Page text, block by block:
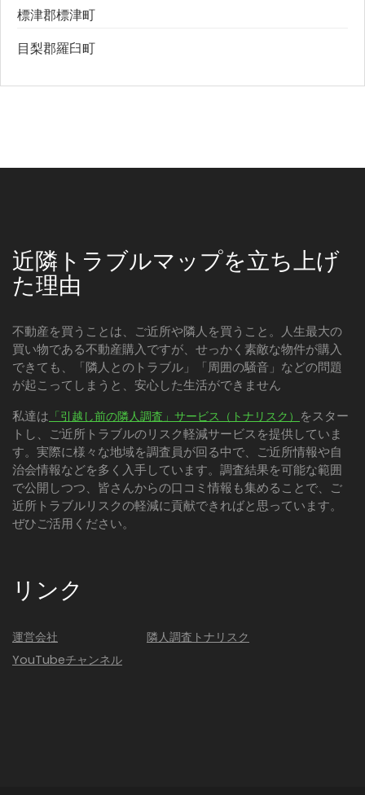
標津郡標津町
目梨郡羅臼町
近隣トラブルマップを立ち上げ
た理由
不動産を買うことは、ご近所や隣人を買うこと。人生最大の
買い物である不動産購入ですが、せっかく素敵な物件が購入
できても、「隣人とのトラブル」「周囲の騒音」などの問題
が起こってしまうと、安心した生活ができません
私達は 「引越し前の隣人調査」サービス（トナリスク） をスター
トし、ご近所トラブルのリスク軽減サービスを提供していま
す。実際に様々な地域を調査員が回る中で、ご近所情報や自
治会情報などを多く入手しています。調査結果を可能な範囲
で公開しつつ、皆さんからの口コミ情報も集めることで、ご
近所トラブルリスクの軽減に貢献できればと思っています。
ぜひご活用ください。
リンク
運営会社
YouTubeチャンネル
隣人調査トナリスク